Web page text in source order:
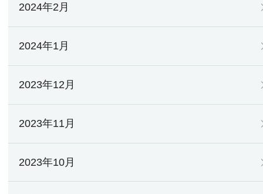
2024年2月
2024年1月
2023年12月
2023年11月
2023年10月